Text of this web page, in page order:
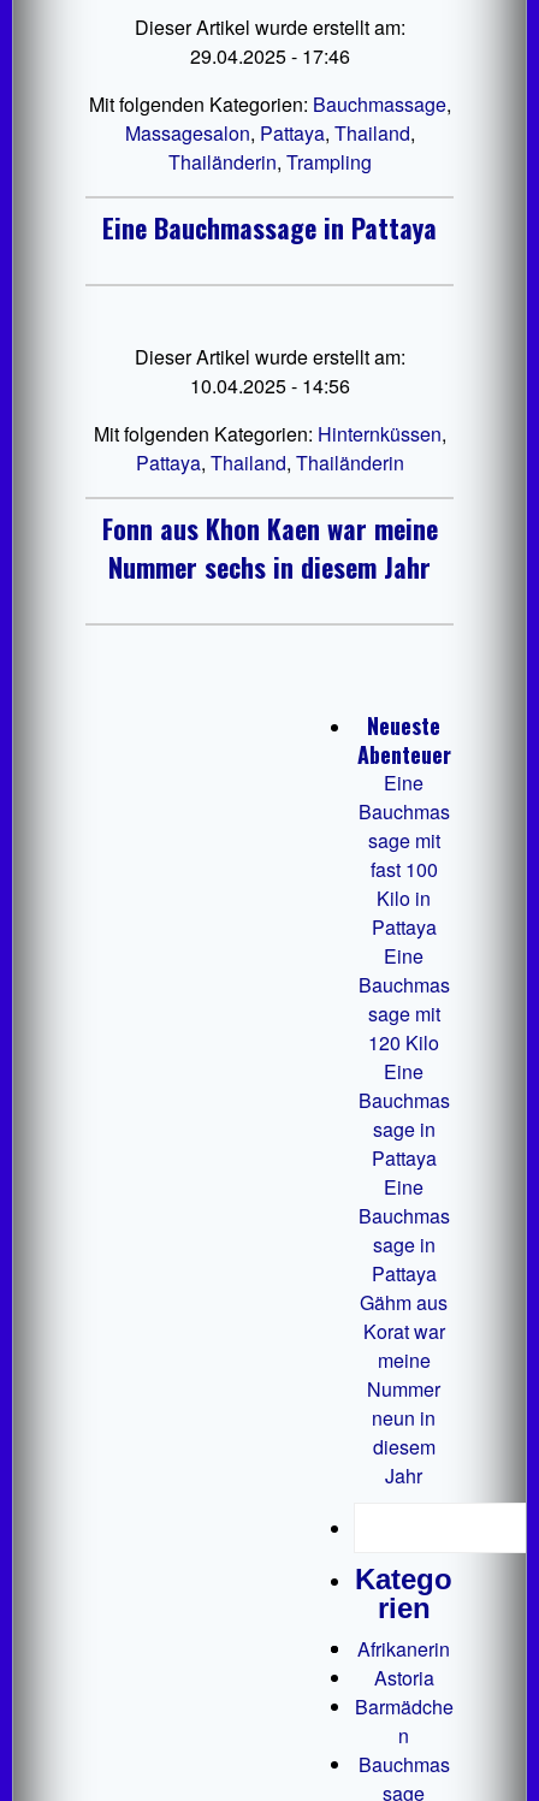
Dieser Artikel wurde erstellt am:
29.04.2025 - 17:46
Mit folgenden Kategorien: Bauchmassage,
Massagesalon, Pattaya, Thailand,
Thailänderin, Trampling
Eine Bauchmassage in Pattaya
Dieser Artikel wurde erstellt am:
10.04.2025 - 14:56
Mit folgenden Kategorien: Hinternküssen,
Pattaya, Thailand, Thailänderin
Fonn aus Khon Kaen war meine
Nummer sechs in diesem Jahr
Neueste
Abenteuer
Eine
Bauchmas
sage mit
fast 100
Kilo in
Pattaya
Eine
Bauchmas
sage mit
120 Kilo
Eine
Bauchmas
sage in
Pattaya
Eine
Bauchmas
sage in
Pattaya
Gähm aus
Korat war
meine
Nummer
neun in
diesem
Jahr
Katego
rien
Afrikanerin
Astoria
Barmädche
n
Bauchmas
sage